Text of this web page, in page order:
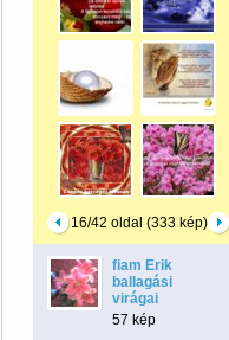
16/42 oldal (333 kép)
fiam Erik
ballagási
virágai
57 kép